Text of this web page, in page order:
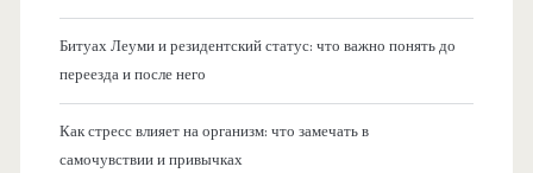
Битуах Леуми и резидентский статус: что важно понять до
переезда и после него
Как стресс влияет на организм: что замечать в
самочувствии и привычках